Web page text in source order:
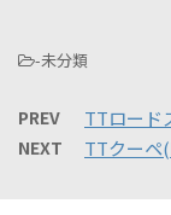
-未分類
PREV TTロード
NEXT TTクーペ